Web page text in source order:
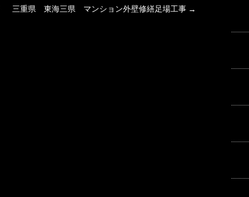
三重県 東海三県 マンション外壁修繕足場工事 →